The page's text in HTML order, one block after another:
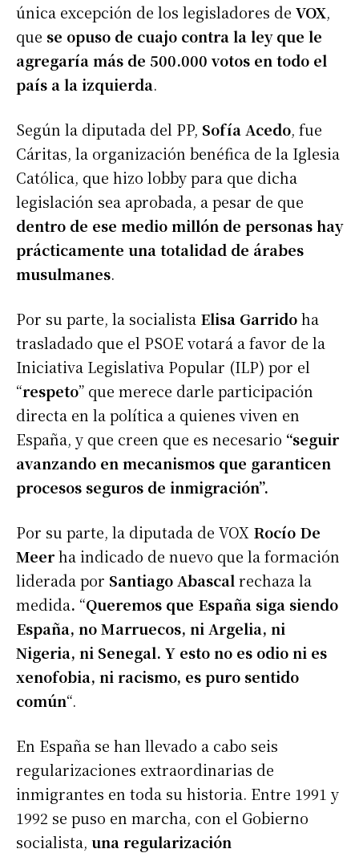
única excepción de los legisladores de VOX,
que se opuso de cuajo contra la ley que le
agregaría más de 500.000 votos en todo el
país a la izquierda.
Según la diputada del PP, Sofía Acedo, fue
Cáritas, la organización benéfica de la Iglesia
Católica, que hizo lobby para que dicha
legislación sea aprobada, a pesar de que
dentro de ese medio millón de personas hay
prácticamente una totalidad de árabes
musulmanes.
Por su parte, la socialista Elisa Garridoha
trasladado que el PSOE votará a favor de la
Iniciativa Legislativa Popular (ILP) por el
“respeto” que merece darle participación
directa en la política a quienes viven en
España, y que creen que es necesario “seguir
avanzando en mecanismos que garanticen
procesos seguros de inmigración”.
Por su parte, la diputada de VOX Rocío De
Meerha indicado de nuevo que la formación
liderada por Santiago Abascal rechaza la
medida. “Queremos que España siga siendo
España, no Marruecos, ni Argelia, ni
Nigeria, ni Senegal. Y esto no es odio ni es
xenofobia, ni racismo, es puro sentido
común“.
En España se han llevado a cabo seis
regularizaciones extraordinarias de
inmigrantes en toda su historia. Entre 1991 y
1992 se puso en marcha, con el Gobierno
socialista, una regularización